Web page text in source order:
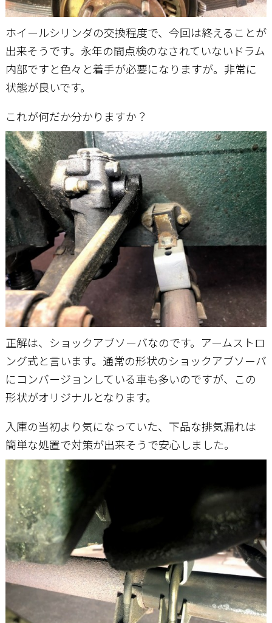
ホイールシリンダの交換程度で、今回は終えることが
出来そうです。永年の間点検のなされていないドラム
内部ですと色々と着手が必要になりますが。非常に
状態が良いです。
これが何だか分かりますか？
正解は、ショックアブソーバなのです。アームストロ
ング式と言います。通常の形状のショックアブソーバ
にコンバージョンしている車も多いのですが、この
形状がオリジナルとなります。
入庫の当初より気になっていた、下品な排気漏れは
簡単な処置で対策が出来そうで安心しました。